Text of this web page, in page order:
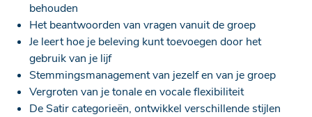
behouden
Het beantwoorden van vragen vanuit de groep
Je leert hoe je beleving kunt toevoegen door het
gebruik van je lijf
Stemmingsmanagement van jezelf en van je groep
Vergroten van je tonale en vocale flexibiliteit
De Satir categorieën, ontwikkel verschillende stijlen